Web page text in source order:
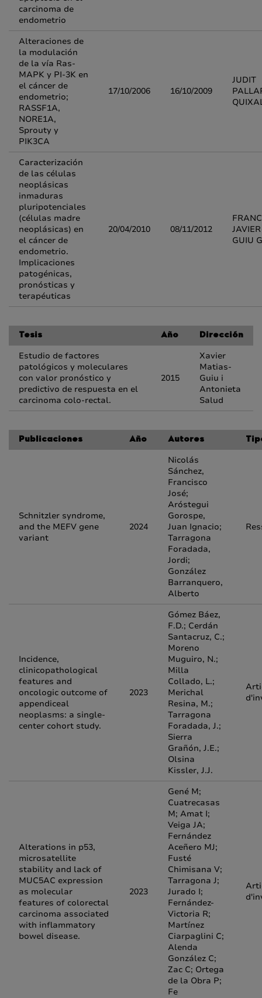
carcinoma de
endometrio
Alteraciones de
la modulación
de la vía Ras-
MAPK y PI-3K en
el cáncer de
endometrio;
RASSF1A,
NORE1A,
Sprouty y
PIK3CA
17/10/2006 16/10/2009
JUDIT
Caracterización
de las células
neoplásicas
inmaduras
pluripotenciales
(células madre
neoplásicas) en
el cáncer de
endometrio.
Implicaciones
patogénicas,
pronósticas y
terapéuticas
20/04/2010 08/11/2012
GUIU
Tesis Año Dirección
Estudio de factores
patológicos y moleculares
con valor pronóstico y
predictivo de respuesta en el
carcinoma colo-rectal.
2015
Xavier
Matias-
Guiu i
Antonieta
Salud
Publicaciones Año Autores
Schnitzler syndrome,
and the MEFV gene
variant
2024
Nicolás
Sánchez,
Francisco
José;
Aróstegui
Gorospe,
Juan Ignacio;
Tarragona
Foradada,
Jordi;
González
Barranquero,
Alberto
Incidence,
clinicopathological
features and
oncologic outcome of
appendiceal
neoplasms: a single-
center cohort study.
2023
Gómez Báez,
F.D.; Cerdán
Santacruz, C.;
Moreno
Muguiro, N.;
Milla
Collado, L.;
Merichal
Resina, M.;
Tarragona
Foradada, J.;
Sierra
Grañón, J.E.;
Olsina
Kissler, J.J.
Alterations in p53,
microsatellite
stability and lack of
MUC5AC expression
as molecular
features of colorectal
carcinoma associated
with inflammatory
bowel disease.
2023
Gené M;
Cuatrecasas
M; Amat I;
Veiga JA;
Fernández
Aceñero MJ;
Fusté
Chimisana V;
Tarragona J;
Jurado I;
Fernández-
Victoria R;
Martínez
Ciarpaglini C;
Alenda
González C;
Zac C; Ortega
de la Obra P;
Fe